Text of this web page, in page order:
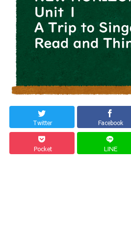
Twitter Facebook
Pocket LINE